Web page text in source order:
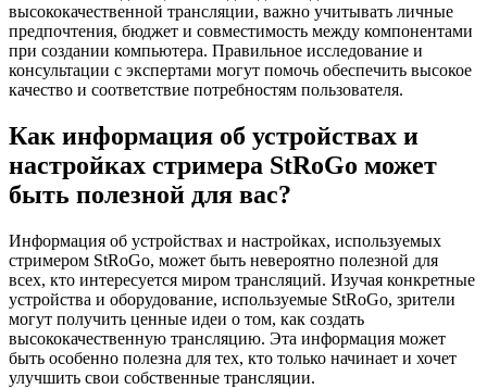
высококачественной трансляции, важно учитывать личные
предпочтения, бюджет и совместимость между компонентами
при создании компьютера. Правильное исследование и
консультации с экспертами могут помочь обеспечить высокое
качество и соответствие потребностям пользователя.
Как информация об устройствах и
настройках стримера StRoGo может
быть полезной для вас?
Информация об устройствах и настройках, используемых
стримером StRoGo, может быть невероятно полезной для
всех, кто интересуется миром трансляций. Изучая конкретные
устройства и оборудование, используемые StRoGo, зрители
могут получить ценные идеи о том, как создать
высококачественную трансляцию. Эта информация может
быть особенно полезна для тех, кто только начинает и хочет
улучшить свои собственные трансляции.